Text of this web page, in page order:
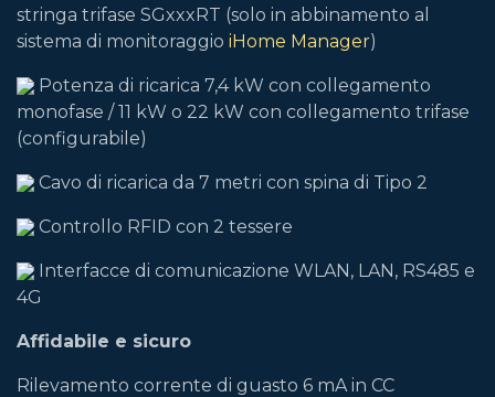
stringa trifase SGxxxRT (solo in abbinamento al
sistema di monitoraggio iHome Manager)
Potenza di ricarica 7,4 kW con collegamento
monofase / 11 kW o 22 kW con collegamento trifase
(configurabile)
Cavo di ricarica da 7 metri con spina di Tipo 2
Controllo RFID con 2 tessere
Interfacce di comunicazione WLAN, LAN, RS485 e
4G
Affidabile e sicuro
Rilevamento corrente di guasto 6 mA in CC